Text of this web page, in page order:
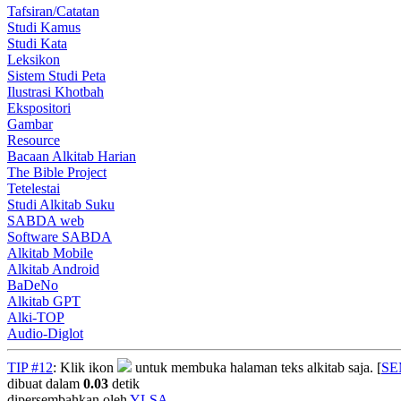
Tafsiran/Catatan
Studi Kamus
Studi Kata
Leksikon
Sistem Studi Peta
Ilustrasi Khotbah
Ekspositori
Gambar
Resource
Bacaan Alkitab Harian
The Bible Project
Tetelestai
Studi Alkitab Suku
SABDA web
Software SABDA
Alkitab Mobile
Alkitab Android
BaDeNo
Alkitab GPT
Alki-TOP
Audio-Diglot
TIP #12: Klik ikon untuk membuka halaman teks alkitab saja. [
dibuat dalam 0.03 detik